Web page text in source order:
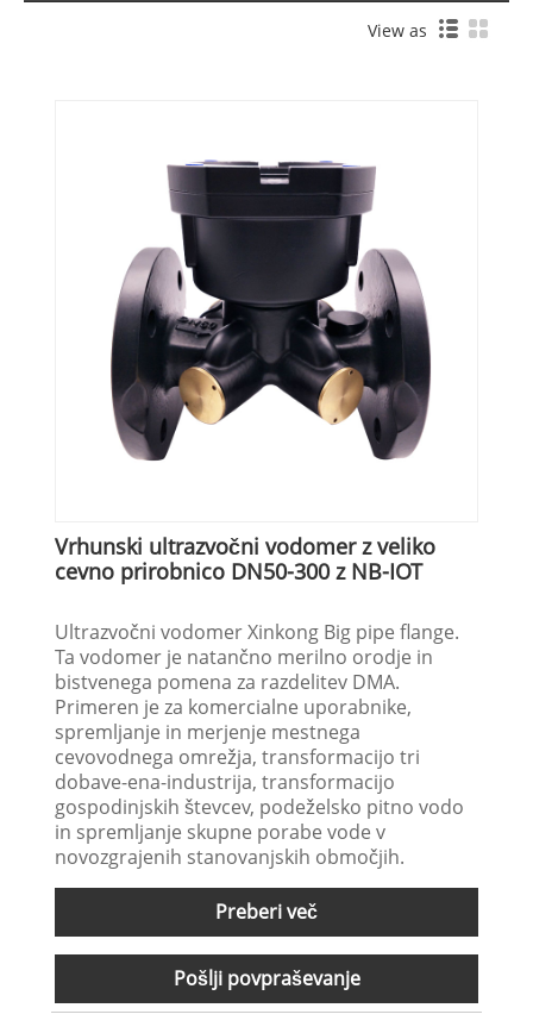
View as
Vrhunski ultrazvočni vodomer z veliko
cevno prirobnico DN50-300 z NB-IOT
Ultrazvočni vodomer Xinkong Big pipe flange.
Ta vodomer je natančno merilno orodje in
bistvenega pomena za razdelitev DMA.
Primeren je za komercialne uporabnike,
spremljanje in merjenje mestnega
cevovodnega omrežja, transformacijo tri
dobave-ena-industrija, transformacijo
gospodinjskih števcev, podeželsko pitno vodo
in spremljanje skupne porabe vode v
novozgrajenih stanovanjskih območjih.
Preberi več
Pošlji povpraševanje